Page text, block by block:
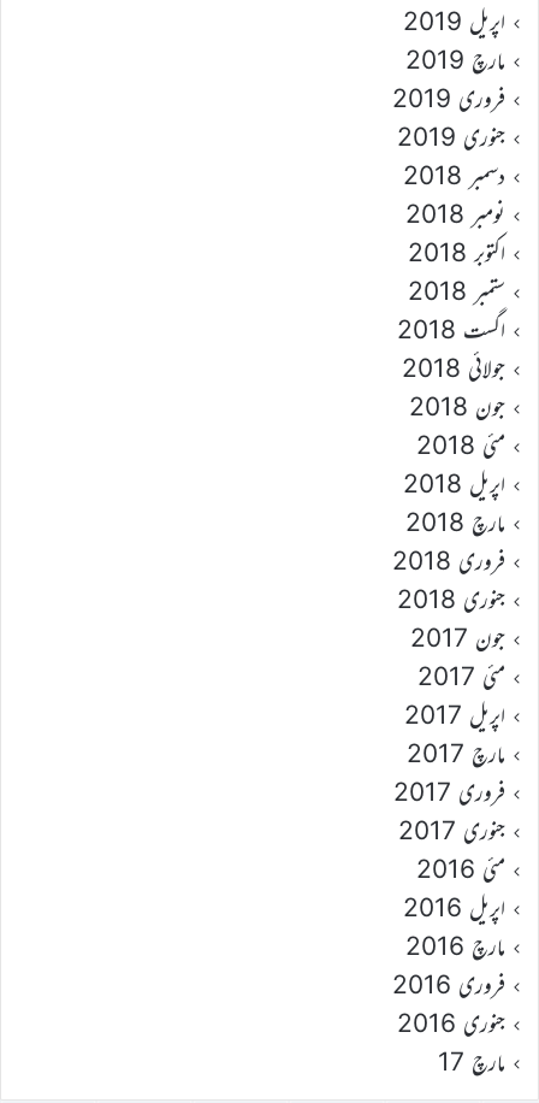
اپریل 2019
مارچ 2019
فروری 2019
جنوری 2019
دسمبر 2018
نومبر 2018
اکتوبر 2018
ستمبر 2018
اگست 2018
جولائی 2018
جون 2018
مئی 2018
اپریل 2018
مارچ 2018
فروری 2018
جنوری 2018
جون 2017
مئی 2017
اپریل 2017
مارچ 2017
فروری 2017
جنوری 2017
مئی 2016
اپریل 2016
مارچ 2016
فروری 2016
جنوری 2016
مارچ 17